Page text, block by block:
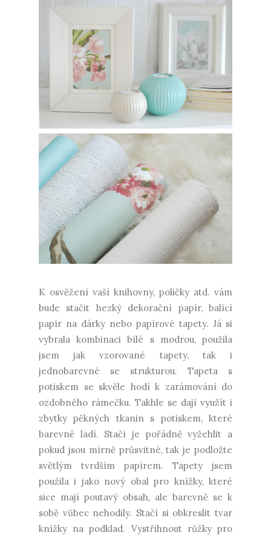
K osvěžení vaší knihovny, poličky atd. vám
bude stačit hezký dekorační papír, balící
papír na dárky nebo papírové tapety. Já si
vybrala kombinaci bílé s modrou, použila
jsem jak vzorované tapety, tak i
jednobarevné se strukturou. Tapeta s
potiskem se skvěle hodí k zarámování do
ozdobného rámečku. Takhle se dají využít i
zbytky pěkných tkanin s potiskem, které
barevně ladí. Stačí je pořádně vyžehlit a
pokud jsou mírně průsvitné, tak je podložte
světlým tvrdším papírem. Tapety jsem
použila i jako nový obal pro knížky, které
sice mají poutavý obsah, ale barevně se k
sobě vůbec nehodily. Stačí si obkreslit tvar
knížky na podklad. Vystřihnout růžky pro